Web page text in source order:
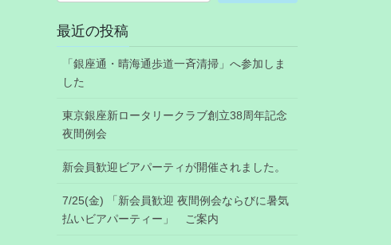
最近の投稿
「銀座通・晴海通歩道一斉清掃」へ参加しま
した
東京銀座新ロータリークラブ創立38周年記念
夜間例会
新会員歓迎ビアパーティが開催されました。
7/25(金) 「新会員歓迎 夜間例会ならびに暑気
払いビアパーティー」 ご案内